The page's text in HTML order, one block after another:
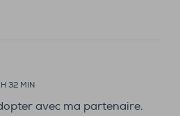
32 MIN
avec ma partenaire.